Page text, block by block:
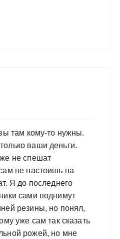
там кому-то нужны.
ваши деньги.
не спешат
не настоишь на
Я до последнего
сами поднимут
резины, но понял,
уже сам так сказать
рожей, но мне